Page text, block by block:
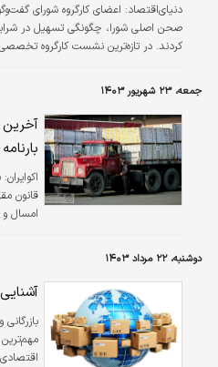
دنیای‌اقتصاد: اعضای کارگروه شورای
صحن اصلی شورا، چگونگی تسهیل در
کردند. در تازه‌‌‌‌‌‌ترین نشست کارگروه
قرارگرفت. این موضوع در نشست صد و
اقتصاد، نمایندگان سازمان توسعه‌تجارت،
بررسی شد. طبق مجموعه مقررات ارزی
جمعه، ۲۳ شهریور ۱۴۰۳
اکوایران:
امسال و
خواهد
دوشنبه، ۲۲ مرداد ۱۴۰۳
مهم‌ترین